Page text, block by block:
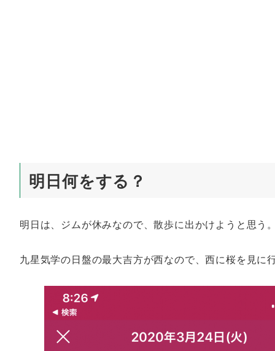
明日何をする？
明日は、ジムが休みなので、散歩に出かけようと思う
九星気学の日盤の最大吉方が西なので、西に桜を見に